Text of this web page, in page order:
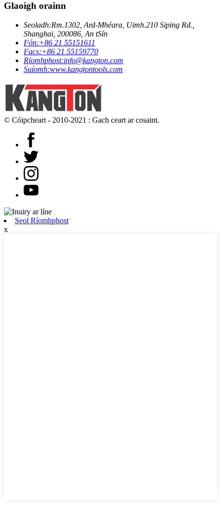
Glaoigh orainn
Seoladh:Rm.1302, Ard-Mhéara, Uimh.210 Siping Rd.,
Shanghai, 200086, An tSín
Fón:+86 21 55151611
Facs:+86 21 55159770
Ríomhphost:info@kangton.com
Suíomh:www.kangtontools.com
© Cóipcheart - 2010-2021 : Gach ceart ar cosaint.
Seol Ríomhphost
x